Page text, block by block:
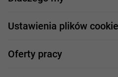
Nasi pracownicy
Nasze projekty
Ustawienia plików
Oferty pracy